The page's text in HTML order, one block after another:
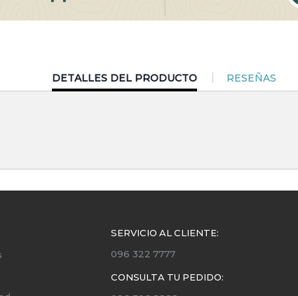
CURRENT
TAB:
DETALLES DEL PRODUCTO RESEÑAS
SERVICIO AL CLIENTE:
096 322 7777
CONSULTA TU PEDIDO: